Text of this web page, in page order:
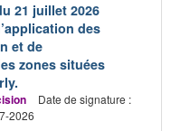
21 juillet 2026
des
et de
zones situées
Date de signature :
2026